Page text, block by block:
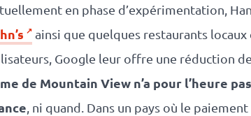
en phase d’expérimentation,
ainsi que quelques restaurants locaux
Google leur offre une réduction
de Mountain View n’a pour l’heure
, ni quand. Dans un pays où le